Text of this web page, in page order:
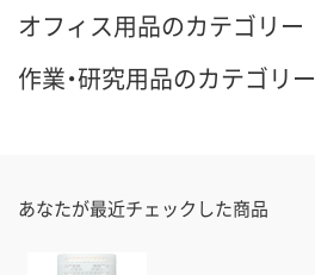
オフィス用品のカテゴリー
作業・研究用品のカテゴリー
あなたが最近チェックした商品